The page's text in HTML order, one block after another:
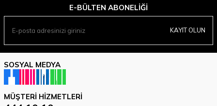
E-BÜLTEN ABONELIĞI
KAYIT OLUN
SOSYAL MEDYA
MÜŞTERI HIZMETLERI